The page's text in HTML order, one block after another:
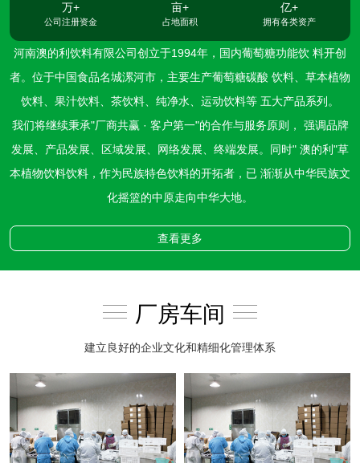
万+
公司注册资金
亩+
占地面积
亿+
拥有各类资产
河南澳的利饮料有限公司创立于1994年，国内葡萄糖功能饮 料开创
者。位于中国食品名城漯河市，主要生产葡萄糖碳酸 饮料、草本植物
饮料、果汁饮料、茶饮料、纯净水、运动饮料等 五大产品系列。
我们将继续秉承"厂商共赢 · 客户第一"的合作与服务原则， 强调品牌
发展、产品发展、区域发展、网络发展、终端发展。同时" 澳的利"草
本植物饮料饮料，作为民族特色饮料的开拓者，已 渐渐从中华民族文
化摇篮的中原走向中华大地。
查看更多
厂房车间
建立良好的企业文化和精细化管理体系